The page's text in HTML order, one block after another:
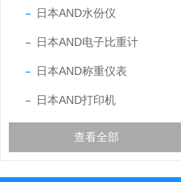
日本AND水份仪
日本AND电子比重计
日本AND称重仪表
日本AND打印机
查看全部